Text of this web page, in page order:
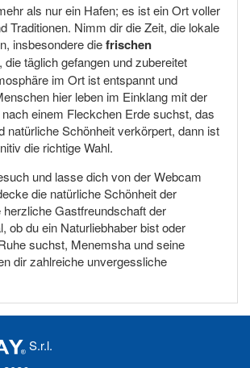
als nur ein Hafen; es ist ein Ort voller
Traditionen. Nimm dir die Zeit, die lokale
insbesondere diefrischen
, die täglich gefangen und zubereitet
im Ort ist entspannt und
hier leben im Einklang mit der
einem Fleckchen Erde suchst, das
natürliche Schönheit verkörpert, dann ist
die richtige Wahl.
und lasse dich von der Webcam
die natürliche Schönheit der
herzliche Gastfreundschaft der
ob du ein Naturliebhaber bist oder
suchst, Menemsha und seine
dir zahlreiche unvergessliche
S.r.l.